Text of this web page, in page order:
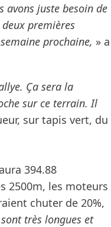
avons juste besoin de
premières
prochaine, » a
Ça sera la
sur ce terrain. Il
sur tapis vert, du
394.88
2500m, les moteurs
chuter de 20%,
très longues et